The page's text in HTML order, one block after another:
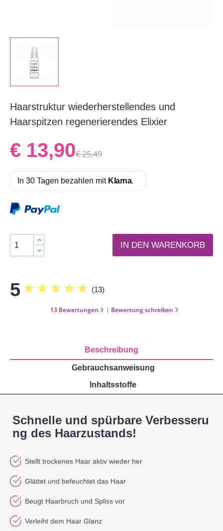
Haarstruktur wiederherstellendes und
Haarspitzen regenerierendes Elixier
€ 13,90€ 25,49
In 30 Tagen bezahlen mit Klarna.
IN DEN WARENKORB
5 star star star star star (13)
13 Bewertungen | Bewertung schreiben
Beschreibung
Gebrauchsanweisung
Inhaltsstoffe
Schnelle und spürbare Verbesseru
ng des Haarzustands!
Stellt trockenes Haar aktiv wieder her
Glättet und befeuchtet das Haar
Beugt Haarbruch und Spliss vor
Verleiht dem Haar Glanz